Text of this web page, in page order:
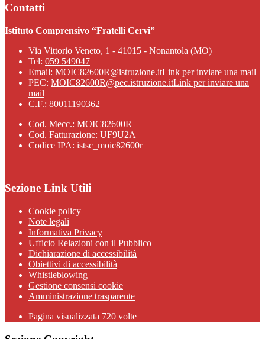
Contatti
Istituto Comprensivo “Fratelli Cervi”
Via Vittorio Veneto, 1 - 41015 - Nonantola (MO)
Tel: 059 549047
Email: MOIC82600R@istruzione.itLink per inviare una mail
PEC: MOIC82600R@pec.istruzione.itLink per inviare una
mail
C.F.: 80011190362
Cod. Mecc.: MOIC82600R
Cod. Fatturazione: UF9U2A
Codice IPA: istsc_moic82600r
Sezione Link Utili
Cookie policy
Note legali
Informativa Privacy
Ufficio Relazioni con il Pubblico
Dichiarazione di accessibilità
Obiettivi di accessibilità
Whistleblowing
Gestione consensi cookie
Amministrazione trasparente
Pagina visualizzata 720 volte